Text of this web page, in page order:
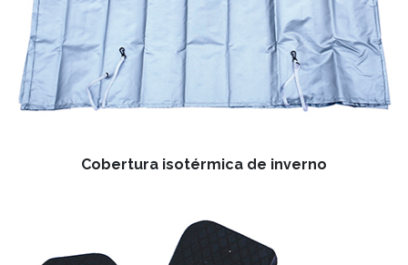
Cobertura isotérmica de inverno